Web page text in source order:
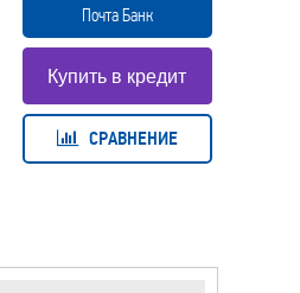
Почта Банк
СРАВНЕНИЕ